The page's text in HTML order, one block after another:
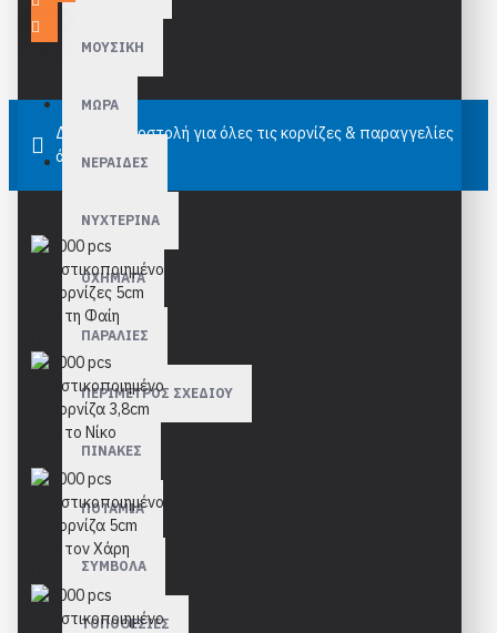
ΜΟΥΣΙΚΗ
ΜΩΡΑ
ΝΕΡΑΙΔΕΣ
ΝΥΧΤΕΡΙΝΑ
ΟΧΗΜΑΤΑ
ΠΑΡΑΛΙΕΣ
ΠΕΡΙΜΕΤΡΟΣ ΣΧΕΔΙΟΥ
ΠΙΝΑΚΕΣ
ΠΟΤΑΜΙΑ
ΣΥΜΒΟΛΑ
ΤΟΠΟΘΕΣΙΕΣ
Δωρεάν αποστολή για όλες τις κορνίζες & παραγγελίες
άνω των 40€